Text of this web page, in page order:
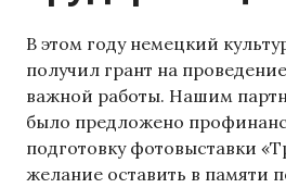
В этом году немецкий
получил грант на
важной работы. Нашим
было предложено
подготовку фотовыставки
желание оставить в памяти